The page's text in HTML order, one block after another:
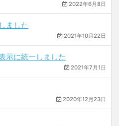
2022年6月8日
ました
2021年10月22日
示に統一しました
2021年7月1日
2020年12月23日